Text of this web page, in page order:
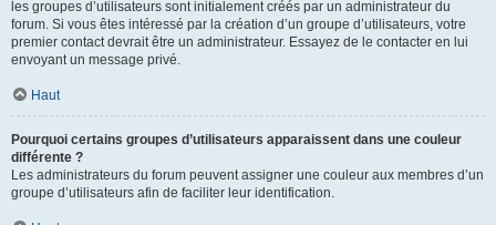
les groupes d’utilisateurs sont initialement créés par un administrateur du
forum. Si vous êtes intéressé par la création d’un groupe d’utilisateurs, votre
premier contact devrait être un administrateur. Essayez de le contacter en lui
envoyant un message privé.
Haut
Pourquoi certains groupes d’utilisateurs apparaissent dans une couleur
différente ?
Les administrateurs du forum peuvent assigner une couleur aux membres d’un
groupe d’utilisateurs afin de faciliter leur identification.